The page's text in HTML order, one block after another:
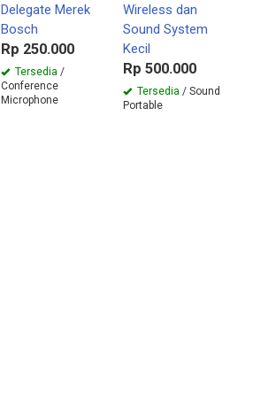
Delegate Merek
Bosch
Rp 250.000
Tersedia /
Conference
Microphone
Wireless dan
Sound System
Kecil
Rp 500.000
Tersedia / Sound
Portable